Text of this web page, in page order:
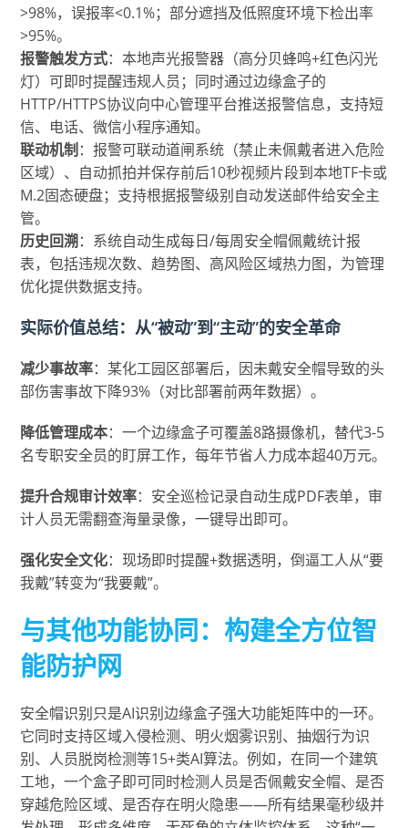
>98%，误报率<0.1%；部分遮挡及低照度环境下检出率
>95%。
报警触发方式：本地声光报警器（高分贝蜂鸣+红色闪光
灯）可即时提醒违规人员；同时通过边缘盒子的
HTTP/HTTPS协议向中心管理平台推送报警信息，支持短
信、电话、微信小程序通知。
联动机制 ：报警可联动道闸系统（禁止未佩戴者进入危险
区域）、自动抓拍并保存前后10秒视频片段到本地TF卡或
M.2固态硬盘；支持根据报警级别自动发送邮件给安全主
管。
历史回溯：系统自动生成每日/每周安全帽佩戴统计报
表，包括违规次数、趋势图、高风险区域热力图，为管理
优化提供数据支持。
实际价值总结：从“被动”到“主动”的安全革命
减少事故率：某化工园区部署后，因未戴安全帽导致的头
部伤害事故下降93%（对比部署前两年数据）。
降低管理成本：一个边缘盒子可覆盖8路摄像机，替代3-5
名专职安全员的盯屏工作，每年节省人力成本超40万元。
提升合规审计效率：安全巡检记录自动生成PDF表单，审
计人员无需翻查海量录像，一键导出即可。
强化安全文化：现场即时提醒+数据透明，倒逼工人从“要
我戴”转变为“我要戴”。
与其他功能协同：构建全方位智
能防护网
安全帽识别只是AI识别边缘盒子强大功能矩阵中的一环。
它同时支持区域入侵检测、明火烟雾识别、抽烟行为识
别、人员脱岗检测等15+类AI算法。例如，在同一个建筑
工地，一个盒子即可同时检测人员是否佩戴安全帽、是否
穿越危险区域、是否存在明火隐患——所有结果毫秒级并